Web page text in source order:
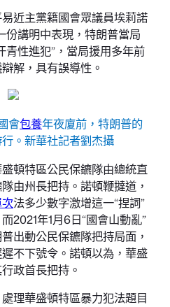
主黨籍國會眾議員埃莉諾
份講明中表現，特朗普當局
青性進犯”，當局援用多年前
解，具有誤導性。
會包養年夜廈前，特朗普的
。新華社記者劉杰攝
特區公民保鑣隊由總統直
由州長把持。諾頓鞭撻道，
法多少數字激增這一“捏詞”
2021年1月6日“國會山動亂”
出動公民保鑣隊把持局面，
不下號令。諾頓以為，華盛
政首長把持。
華盛頓特區暴力犯法題目